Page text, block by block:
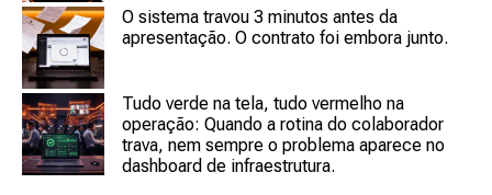
O sistema travou 3 minutos antes da
apresentação. O contrato foi embora junto.
Tudo verde na tela, tudo vermelho na
operação: Quando a rotina do colaborador
trava, nem sempre o problema aparece no
dashboard de infraestrutura.